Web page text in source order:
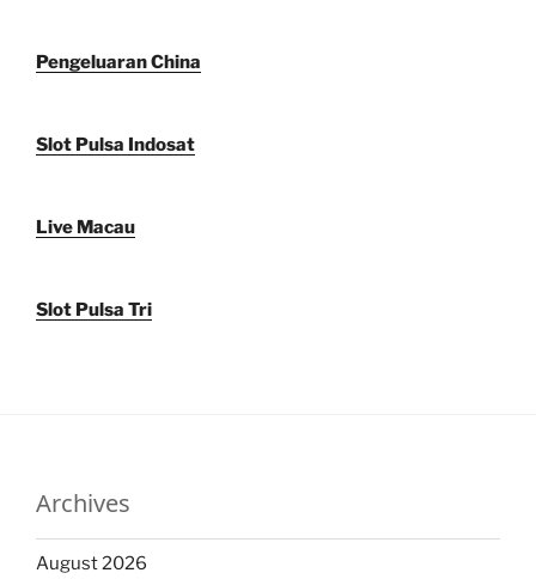
Pengeluaran China
Slot Pulsa Indosat
Live Macau
Slot Pulsa Tri
Archives
August 2026